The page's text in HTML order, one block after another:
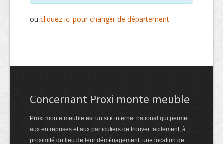
ou cliquez ici pour changer de département
Concernant Proxi monte meuble
Proxi monte meuble est un site internet national qui permet
aux entreprises et aux particuliers de trouver facilement, à
proximité du lieu de leur déménagement, une location de